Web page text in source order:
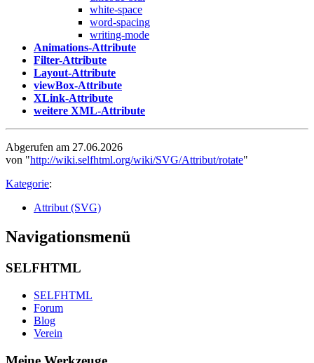
white-space
word-spacing
writing-mode
Animations-Attribute
Filter-Attribute
Layout-Attribute
viewBox-Attribute
XLink-Attribute
weitere XML-Attribute
Abgerufen am 27.06.2026
von "http://wiki.selfhtml.org/wiki/SVG/Attribut/rotate"
Kategorie:
Attribut (SVG)
Navigationsmenü
SELFHTML
SELFHTML
Forum
Blog
Verein